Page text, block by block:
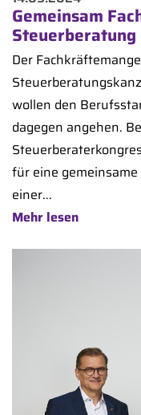
Gemeinsam
Der
wollen den
dagegen angehen.
für eine
einer...
Mehr lesen